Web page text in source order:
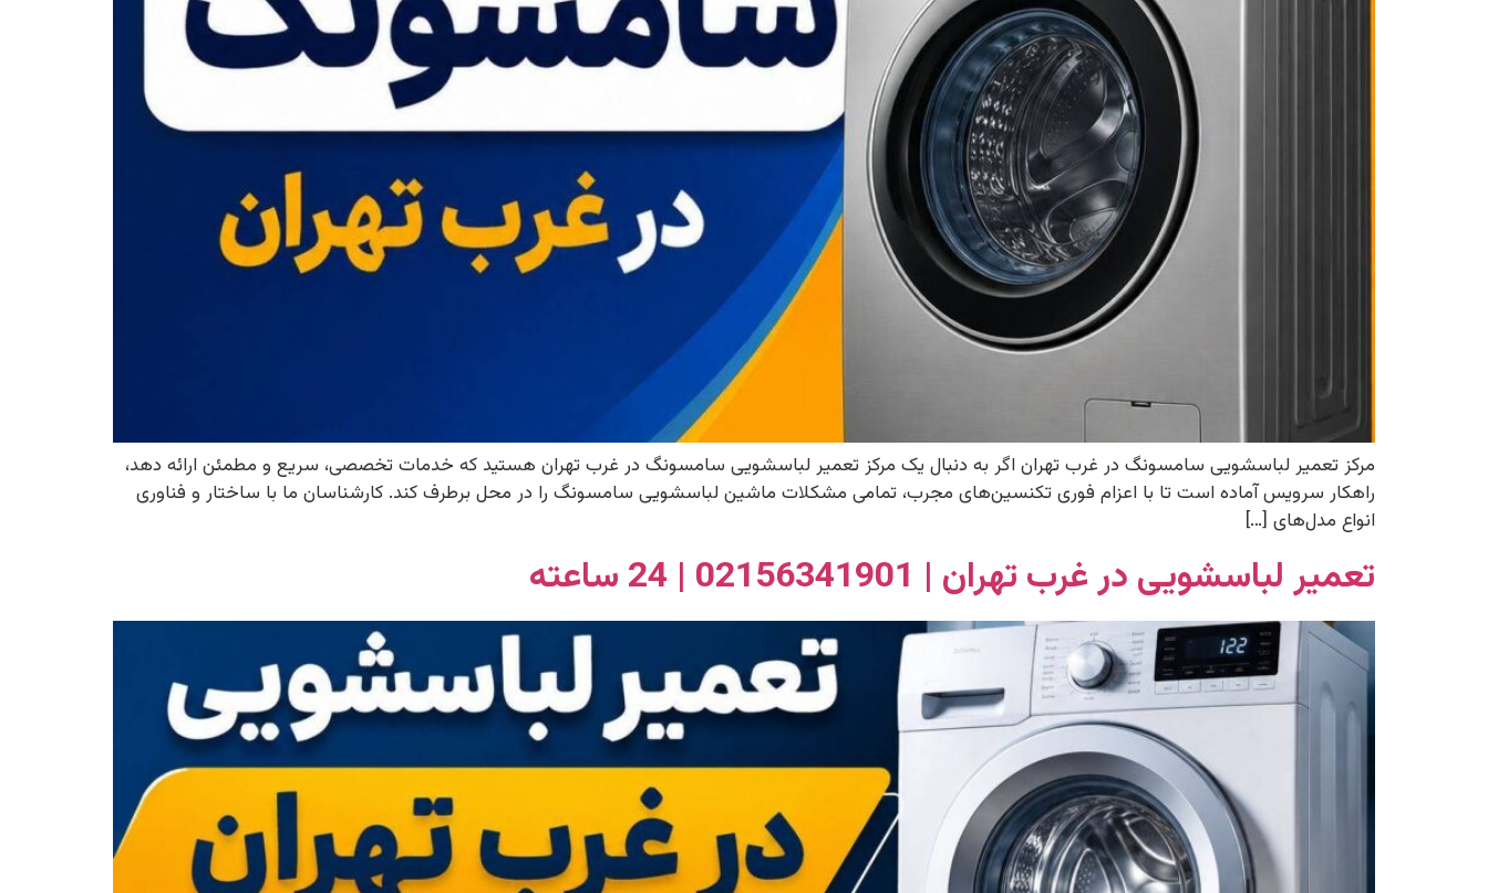
مرکز تعمیر لباسشویی سامسونگ در غرب تهران اگر به دنبال یک مرکز تعمیر لباسشویی سامسونگ در غرب تهران هستید که خدمات تخصصی، سریع و مطمئن ارائه دهد،
راهکار سرویس آماده است تا با اعزام فوری تکنسین‌های مجرب، تمامی مشکلات ماشین لباسشویی سامسونگ را در محل برطرف کند. کارشناسان ما با ساختار و فناوری
انواع مدل‌های […]
تعمیر لباسشویی در غرب تهران | 02156341901 | 24 ساعته